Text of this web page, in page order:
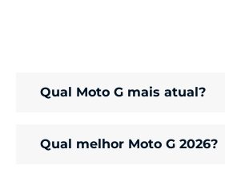
Qual Moto G mais atual?
Um dos últimos grandes
Qual melhor Moto G 2026?